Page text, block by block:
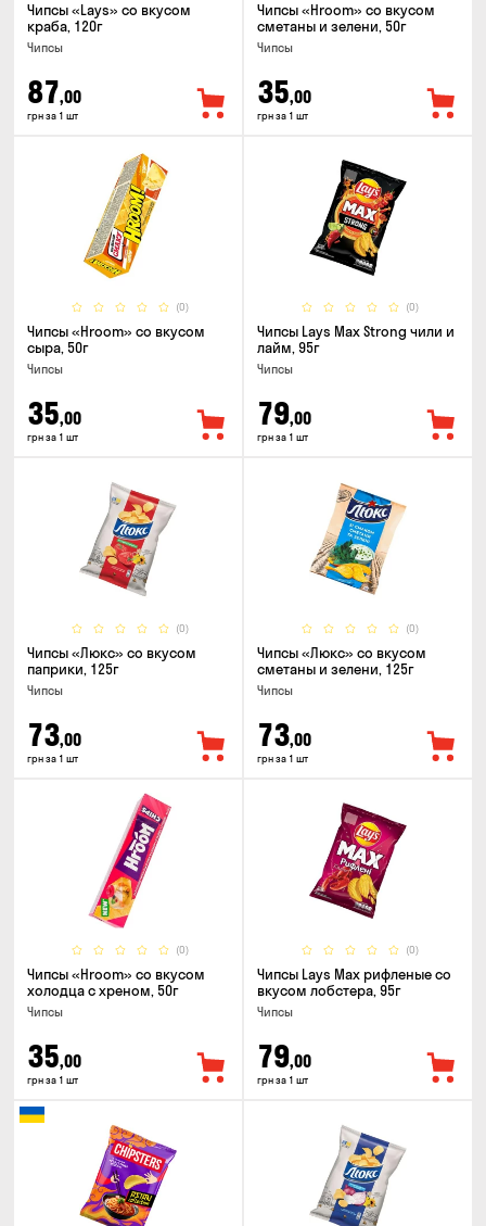
Чипсы «Lays» со вкусом
краба, 120г
Чипсы
87,00
грн за 1 шт
Чипсы «Hroom» со вкусом
сметаны и зелени, 50г
Чипсы
35,00
грн за 1 шт
(0)
Чипсы «Hroom» со вкусом
сыра, 50г
Чипсы
35,00
грн за 1 шт
(0)
Чипсы Lays Max Strong чили и
лайм, 95г
Чипсы
79,00
грн за 1 шт
(0)
Чипсы «Люкс» со вкусом
паприки, 125г
Чипсы
73,00
грн за 1 шт
(0)
Чипсы «Люкс» со вкусом
сметаны и зелени, 125г
Чипсы
73,00
грн за 1 шт
(0)
Чипсы «Hroom» со вкусом
холодца с хреном, 50г
Чипсы
35,00
грн за 1 шт
(0)
Чипсы Lays Max рифленые со
вкусом лобстера, 95г
Чипсы
79,00
грн за 1 шт